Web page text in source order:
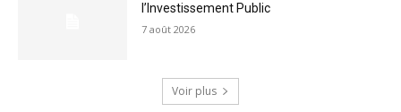
l’Investissement Public
7 août 2026
Voir plus